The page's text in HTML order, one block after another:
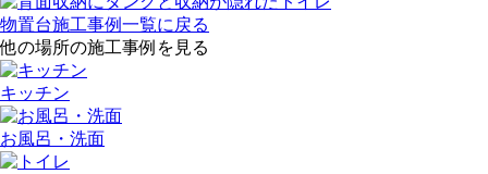
物置台施工事例一覧に戻る
他の場所の施工事例を見る
キッチン
お風呂・洗面